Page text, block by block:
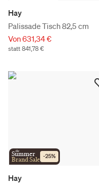
Hay
Palissade Tisch 82,5 cm
Von 631,34 €
statt 841,78 €
the
Summer
Brand Sale -25%
Hay